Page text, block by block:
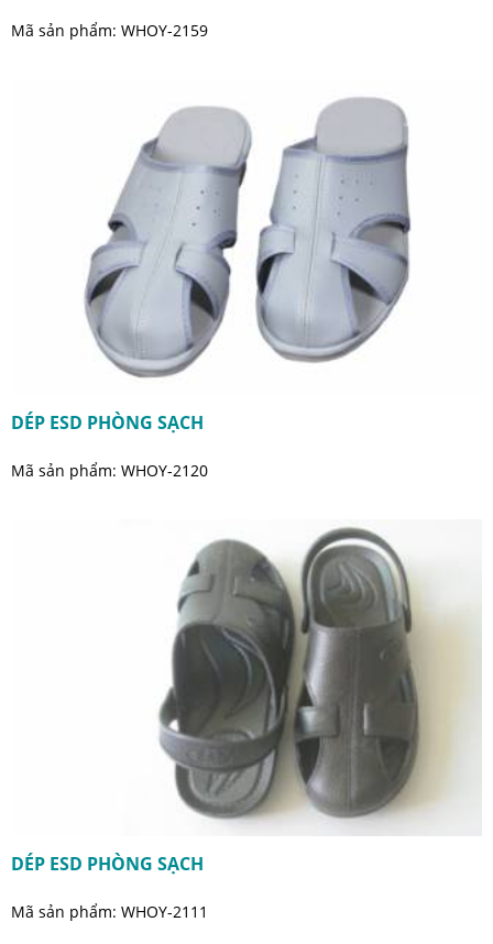
Mã sản phẩm: WHOY-2159
DÉP ESD PHÒNG SẠCH
Mã sản phẩm: WHOY-2120
DÉP ESD PHÒNG SẠCH
Mã sản phẩm: WHOY-2111